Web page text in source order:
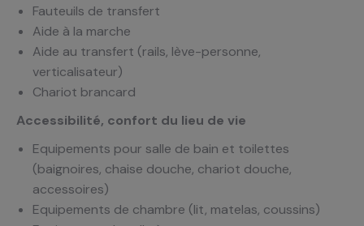
Fauteuils de transfert
Aide à la marche
Aide au transfert (rails, lève-personne,
verticalisateur)
Chariot brancard
Accessibilité, confort du lieu de vie
Equipements pour salle de bain et toilettes
(baignoires, chaise douche, chariot douche,
accessoires)
Equipements de chambre (lit, matelas, coussins)